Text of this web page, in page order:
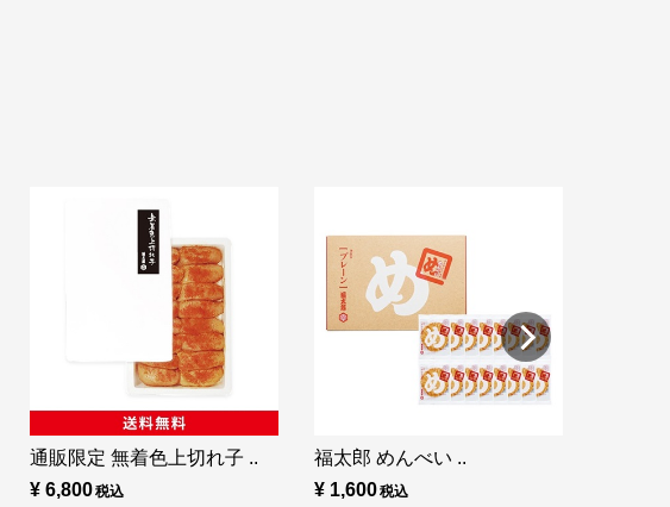
通販限定 無着色上切れ子 ..
¥ 6,800
福太郎 めんべい ..
¥ 1,600